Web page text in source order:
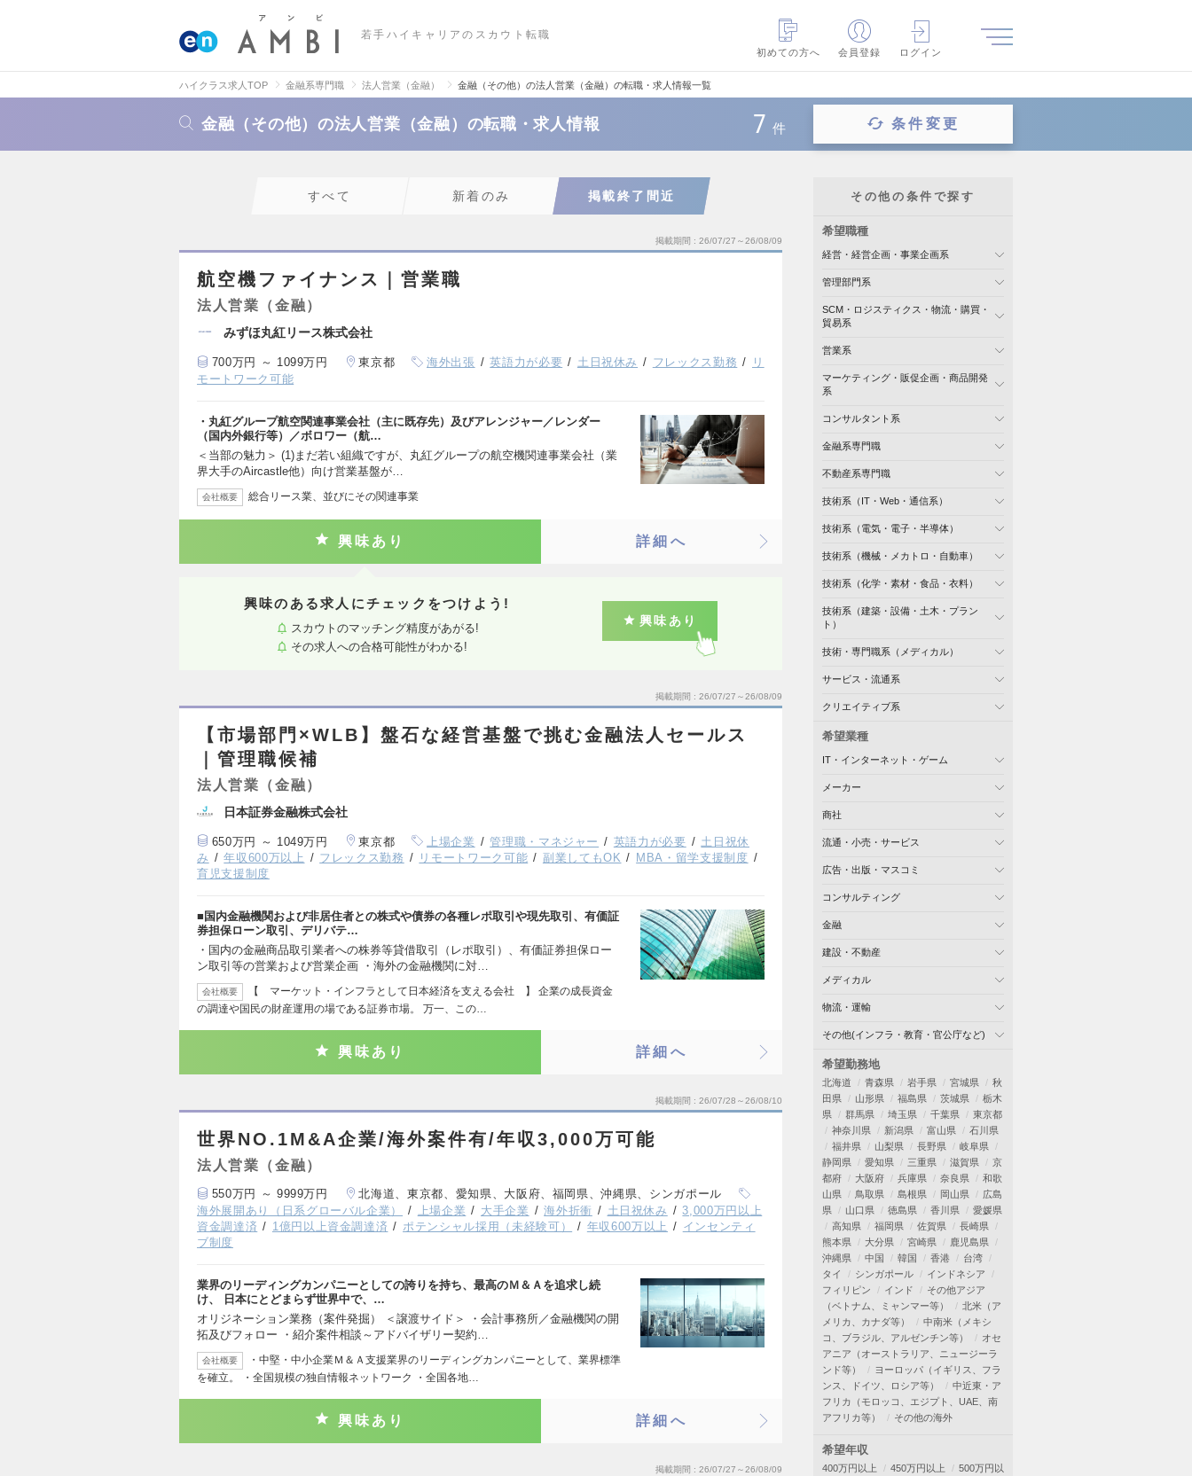
若手ハイキャリアのスカウト転職
初めての方へ
会員登録 ログイン
ハイクラス求人TOP 金融系専門職 法人営業（金融） 金融（その他）の法人営業（金融）の転職・求人情報一覧
金融（その他）の法人営業（金融）の転職・求人情報 7 件 条件変更
すべて 新着のみ 掲載終了間近
掲載期間 26/07/27～26/08/09
航空機ファイナンス｜営業職
法人営業（金融）
みずほ丸紅リース株式会社
700万円 ～ 1099万円 東京都 海外出張 英語力が必要 土日祝休み フレックス勤務
リ
モートワーク可能
・丸紅グループ航空関連事業会社（主に既存先）及びアレンジャー／レンダー
（国内外銀行等）／ボロワー（航…
＜当部の魅力＞ (1)まだ若い組織ですが、丸紅グループの航空機関連事業会社（業
界大手のAircastle他）向け営業基盤が…
会社概要 総合リース業、並びにその関連事業
興味あり 詳細へ
興味のある求人にチェックをつけよう!
スカウトのマッチング精度があがる!
その求人への合格可能性がわかる!
興味あり
掲載期間 26/07/27～26/08/09
【市場部門×WLB】盤石な経営基盤で挑む金融法人セールス
｜管理職候補
法人営業（金融）
日本証券金融株式会社
650万円 ～ 1049万円 東京都 上場企業 管理職・マネジャー 英語力が必要
土日祝休
み
年収600万以上 フレックス勤務 リモートワーク可能 副業してもOK
MBA・留学支援制度
育児支援制度
■国内金融機関および非居住者との株式や債券の各種レポ取引や現先取引、有価証
券担保ローン取引、デリバテ…
・国内の金融商品取引業者への株券等貸借取引（レポ取引）、有価証券担保ロー
ン取引等の営業および営業企画 ・海外の金融機関に対…
会社概要
【 マーケット・インフラとして日本経済を支える会社 】 企業の成長資金
の調達や国民の財産運用の場である証券市場。 万一、この…
興味あり 詳細へ
掲載期間 26/07/28～26/08/10
世界NO.1M&A企業/海外案件有/年収3,000万可能
法人営業（金融）
550万円 ～ 9999万円
北海道、東京都、愛知県、大阪府、福岡県、沖縄県、シンガポール
海外展開あり（日系グローバル企業）
上場企業 大手企業 海外折衝 土日祝休み
3,000万円以上
資金調達済
1億円以上資金調達済 ポテンシャル採用（未経験可） 年収600万以上
インセンティ
ブ制度
業界のリーディングカンパニーとしての誇りを持ち、最高のＭ＆Ａを追求し続
け、 日本にとどまらず世界中で、…
オリジネーション業務（案件発掘） ＜譲渡サイド＞ ・会計事務所／金融機関の開
拓及びフォロー ・紹介案件相談～アドバイザリー契約…
会社概要
・中堅・中小企業Ｍ＆Ａ支援業界のリーディングカンパニーとして、業界標準
を確立。 ・全国規模の独自情報ネットワーク ・全国各地…
興味あり 詳細へ
掲載期間 26/07/27～26/08/09
その他の条件で探す
希望職種
経営・経営企画・事業企画系
管理部門系
SCM・ロジスティクス・物流・購買・
貿易系
営業系
マーケティング・販促企画・商品開発
系
コンサルタント系
金融系専門職
不動産系専門職
技術系（IT・Web・通信系）
技術系（電気・電子・半導体）
技術系（機械・メカトロ・自動車）
技術系（化学・素材・食品・衣料）
技術系（建築・設備・土木・プラン
ト）
技術・専門職系（メディカル）
サービス・流通系
クリエイティブ系
希望業種
IT・インターネット・ゲーム
メーカー
商社
流通・小売・サービス
広告・出版・マスコミ
コンサルティング
金融
建設・不動産
メディカル
物流・運輸
その他(インフラ・教育・官公庁など)
希望勤務地
北海道 青森県 岩手県 宮城県
秋
田県
山形県 福島県 茨城県
栃木
県
群馬県 埼玉県 千葉県
東京都
神奈川県
新潟県 富山県
石川県
福井県
山梨県 長野県
岐阜県
静岡県
愛知県 三重県 滋賀県
京
都府
大阪府 兵庫県 奈良県
和歌
山県
鳥取県 島根県 岡山県
広島
県
山口県 徳島県 香川県
愛媛県
高知県
福岡県 佐賀県
長崎県
熊本県
大分県 宮崎県
鹿児島県
沖縄県
中国 韓国 香港
台湾
タイ
シンガポール
インドネシア
フィリピン
インド
その他アジア
（ベトナム、ミャンマー等）
北米（ア
メリカ、カナダ等）
中南米（メキシ
コ、ブラジル、アルゼンチン等）
オセ
アニア（オーストラリア、ニュージーラ
ンド等）
ヨーロッパ（イギリス、フラ
ンス、ドイツ、ロシア等）
中近東・ア
フリカ（モロッコ、エジプト、UAE、南
アフリカ等）
その他の海外
希望年収
400万円以上 450万円以上
500万円以